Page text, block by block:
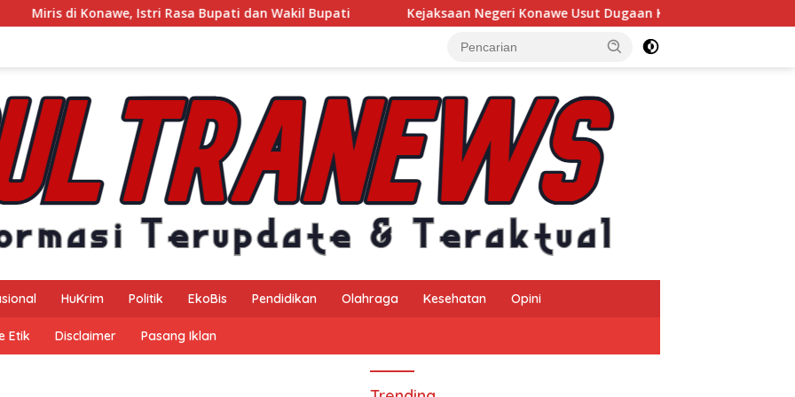
Bupati dan Wakil Bupati Kejaksaan Negeri Konawe Usut Dugaan Korupsi Insentif Pajak Daerah TA 2024, Sejumlah
HuKrim Politik EkoBis Pendidikan Olahraga Kesehatan Opini
Etik Disclaimer Pasang Iklan